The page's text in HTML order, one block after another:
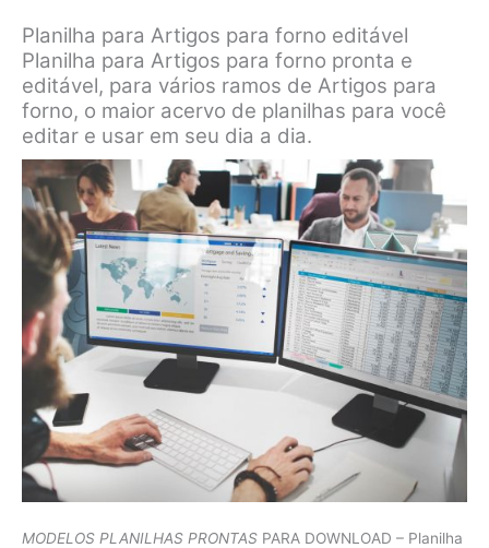
Planilha para Artigos para forno editável
Planilha para Artigos para forno pronta e
editável, para vários ramos de Artigos para
forno, o maior acervo de planilhas para você
editar e usar em seu dia a dia.
MODELOS PLANILHAS PRONTAS PARA DOWNLOAD – Planilha